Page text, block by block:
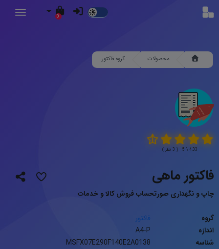
Dark
0
محصولات گروه فاکتور
4.33 \ 5 ( 3 نظر )
فاکتور ماهی
چاپ و نگهداری صورتحساب فروش کالا و خدمات
گروه
فاکتور
اندازه
A4-P
شناسه
MSFX07E290F140E2A0138